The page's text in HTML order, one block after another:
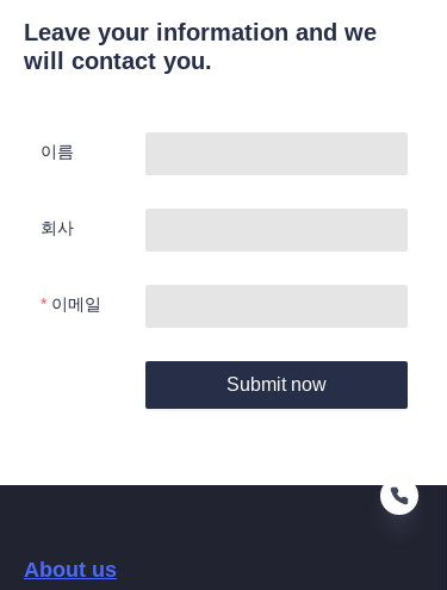
Leave your information and we
will contact you.
이름
회사
이메일
Submit now
About us